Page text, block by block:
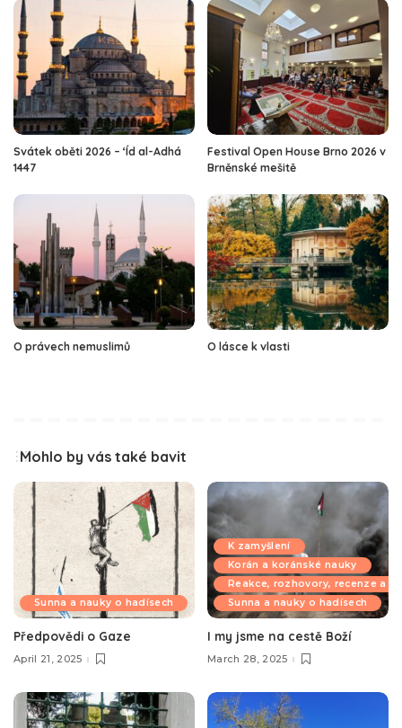
Svátek oběti 2026 – ‘Íd al-Adhá
1447
Festival Open House Brno 2026 v
Brněnské mešitě
O právech nemuslimů O lásce k vlasti
Mohlo by vás také bavit
Sunna a nauky o hadísech
Předpovědi o Gaze
April 21, 2025
K zamyšlení
Korán a koránské nauky
Reakce, rozhovory, recenze a
Sunna a nauky o hadísech
I my jsme na cestě Boží
March 28, 2025